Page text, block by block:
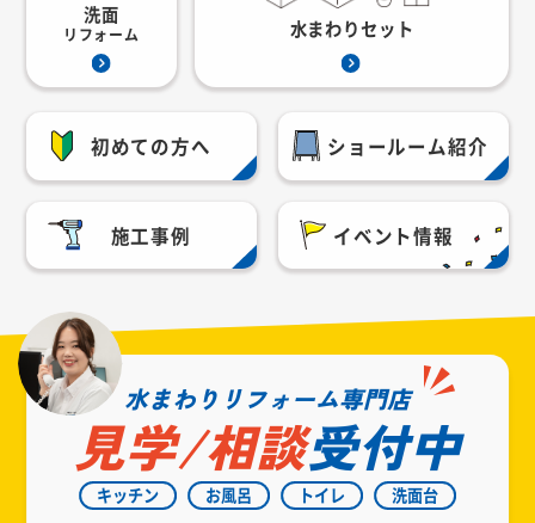
洗面
リフォーム 水まわりセット
初めての方へ ショールーム紹介
施工事例 イベント情報
水まわりリフォーム専門店
見学/相談受付中
キッチン お風呂 トイレ 洗面台